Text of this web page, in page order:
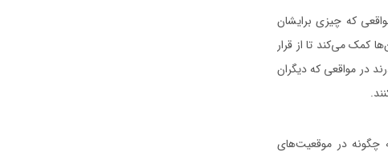
که چیزی برایشان
کمک می‌کند تا از قرار
در مواقعی که دیگران
چگونه در موقعیت‌های